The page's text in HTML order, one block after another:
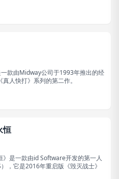
一款由Midway公司于1993年推出的经
人快打》系列的第二作。
恒
》是一款由id Software开发的第一人
，它是2016年重启版《毁灭战士》